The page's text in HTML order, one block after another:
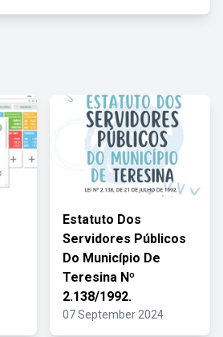
Estatuto Dos
Servidores Públicos
Do Município De
Teresina Nº
2.138/1992.
07 September 2024